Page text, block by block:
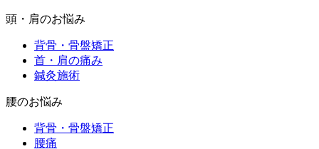
頭・肩のお悩み
背骨・骨盤矯正
首・肩の痛み
鍼灸施術
腰のお悩み
背骨・骨盤矯正
腰痛